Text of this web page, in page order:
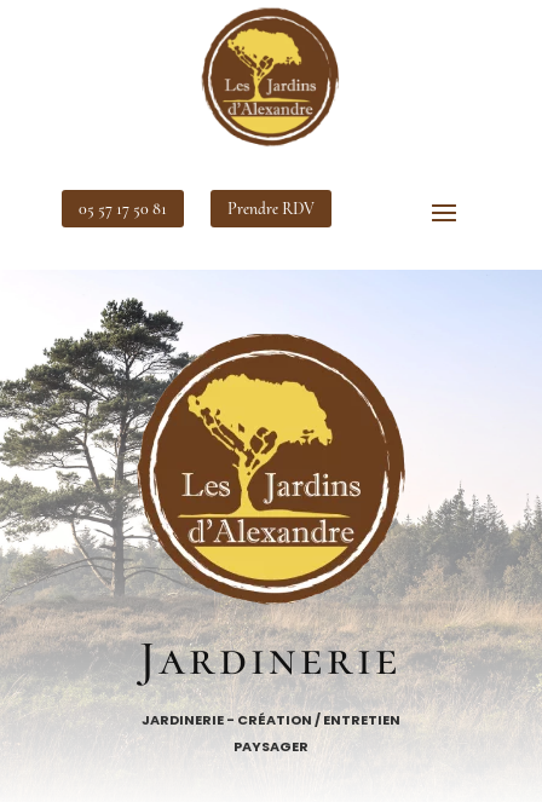
05 57 17 50 81 Prendre RDV
Jardinerie
JARDINERIE - CRÉATION / ENTRETIEN
PAYSAGER